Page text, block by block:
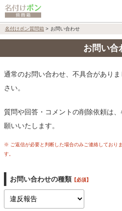
名付けポン質問箱 > お問い合わせ
お問い合
通常のお問い合わせ、不具合があり
さい。
質問や回答・コメントの削除依頼は
願いいたします。
※ ご返信が必要と判断した場合のみご連絡しており
す。
お問い合わせの種類 【必須】